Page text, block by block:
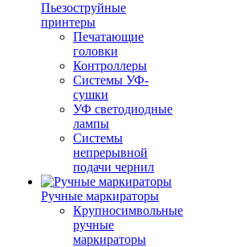
Пьезоструйные
принтеры
Печатающие
головки
Контроллеры
Системы УФ-
сушки
УФ светодиодные
лампы
Системы
непрерывной
подачи чернил
Ручные маркираторы
Крупносимвольные
ручные
маркираторы